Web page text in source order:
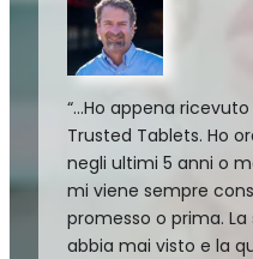
“…Ho appena
Trusted Tablets. Ho
negli ultimi 5 anni o
mi viene sempre
promesso o prima. La
abbia mai visto e la